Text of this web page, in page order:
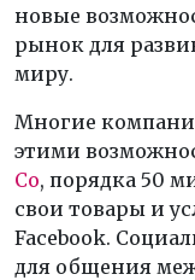
новые
рынок для
миру.
Многие
этими
Co, порядка 50
свои товары и
Facebook.
для общения